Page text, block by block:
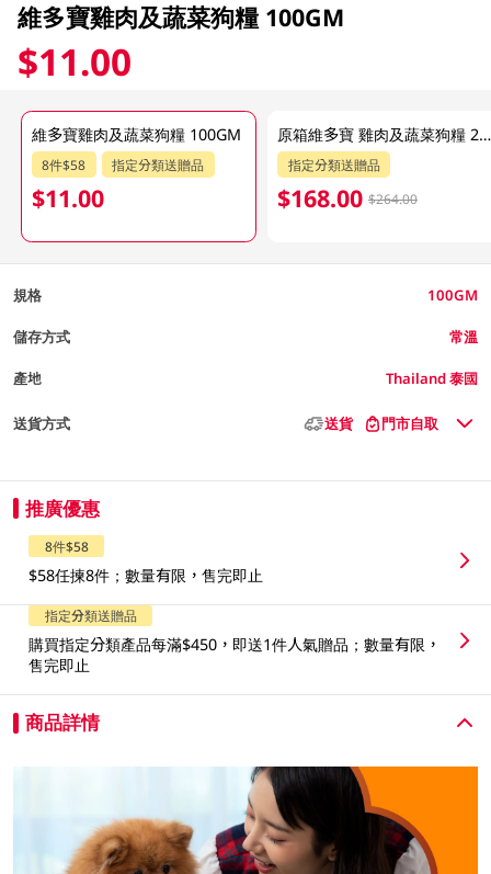
維多寶雞肉及蔬菜狗糧 100GM
$11.00
維多寶雞肉及蔬菜狗糧 100GM
8件$58 指定分類送贈品
$11.00
原箱維多寶 雞肉及蔬菜狗糧 24 X 100GM
指定分類送贈品
$168.00 $264.00
規格 100GM
儲存方式 常溫
產地 Thailand 泰國
送貨方式 送貨 門市自取
推廣優惠
8件$58
$58任揀8件；數量有限，售完即止
指定分類送贈品
購買指定分類產品每滿$450，即送1件人氣贈品；數量有限，
售完即止
商品詳情